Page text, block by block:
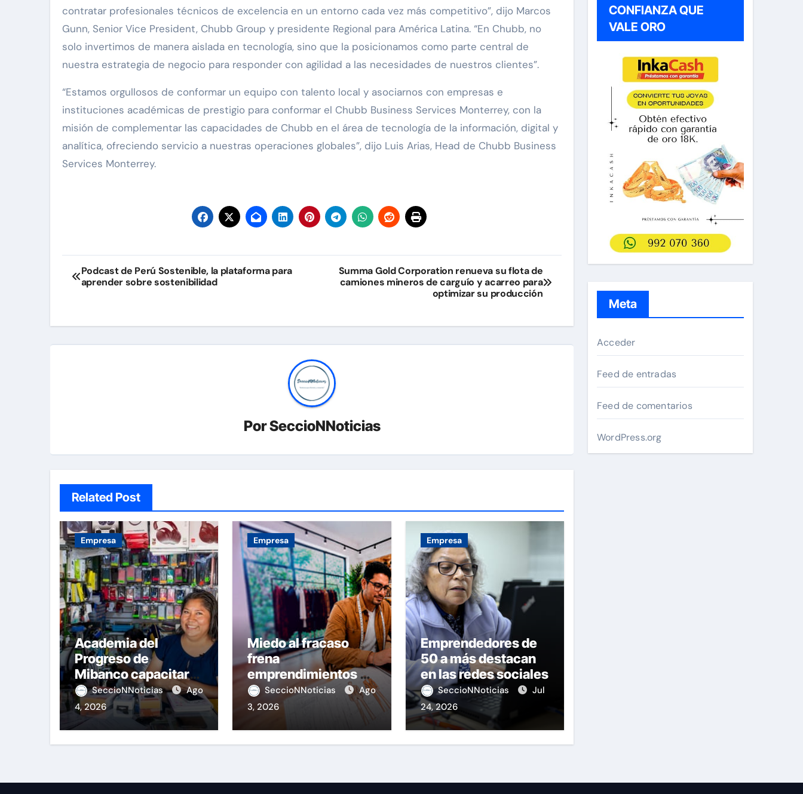
contratar profesionales técnicos de excelencia en un entorno cada vez más competitivo”, dijo Marcos
Gunn, Senior Vice President, Chubb Group y presidente Regional para América Latina. “En Chubb, no
solo invertimos de manera aislada en tecnología, sino que la posicionamos como parte central de
nuestra estrategia de negocio para responder con agilidad a las necesidades de nuestros clientes”.
“Estamos orgullosos de conformar un equipo con talento local y asociarnos con empresas e
instituciones académicas de prestigio para conformar el Chubb Business Services Monterrey, con la
misión de complementar las capacidades de Chubb en el área de tecnología de la información, digital y
analítica, ofreciendo servicio a nuestras operaciones globales”, dijo Luis Arias, Head de Chubb Business
Services Monterrey.
Navegación
de
Podcast de Perú Sostenible, la plataforma para
aprender sobre sostenibilidad
Summa Gold Corporation renueva su flota de
camiones mineros de carguío y acarreo para
optimizar su producción
PorSeccioNNoticias
Related Post
Empresa
Academia del
Progreso de
Mibanco capacitará
a emprendedores
SeccioNNoticias
Ago
4, 2026
Empresa
Miedo al fracaso
frena
emprendimientos en
el Perú
SeccioNNoticias
Ago
3, 2026
Empresa
Emprendedores de
50 a más destacan
en las redes sociales
SeccioNNoticias
Jul
24, 2026
CONFIANZA QUE
VALE ORO
Meta
Acceder
Feed de entradas
Feed de comentarios
WordPress.org